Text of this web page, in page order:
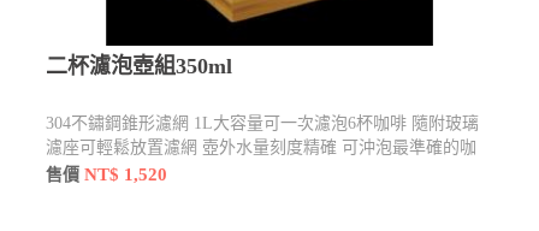
二杯濾泡壺組350ml
304不鏽鋼錐形濾網 1L大容量可一次濾泡6杯咖啡 隨附玻璃
濾座可輕鬆放置濾網 壺外水量刻度精確 可沖泡最準確的咖
啡風味
售價NT$ 1,520